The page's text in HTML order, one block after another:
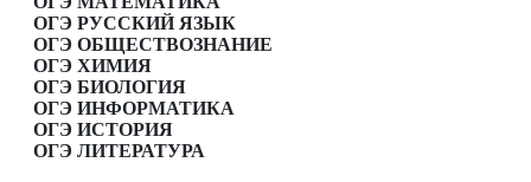
ОГЭ РУССКИЙ ЯЗЫК
ОГЭ ОБЩЕСТВОЗНАНИЕ
ОГЭ ХИМИЯ
ОГЭ БИОЛОГИЯ
ОГЭ ИНФОРМАТИКА
ОГЭ ИСТОРИЯ
ОГЭ ЛИТЕРАТУРА